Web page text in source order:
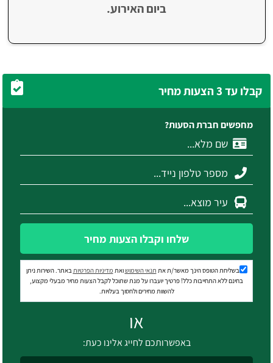
ביום האירוע.
קבלו עד 3 הצעות מחיר
מחפשים חברת הסעות?
שלחו וקבלו הצעות מחיר
בשליחת הטופס הינך מאשר/ת את תנאי השימושואת מדיניות הפרטיותבאתר. השירות ניתן
בחינם ללא התחייבות כלל! פרטיך יועברו על מנת שתוכל לקבל הצעות מחיר מבעלי מקצוע,
להשוות מחירים ולחסוך בעלויות.
או
באפשרותכם לחייג אלינו כעת: